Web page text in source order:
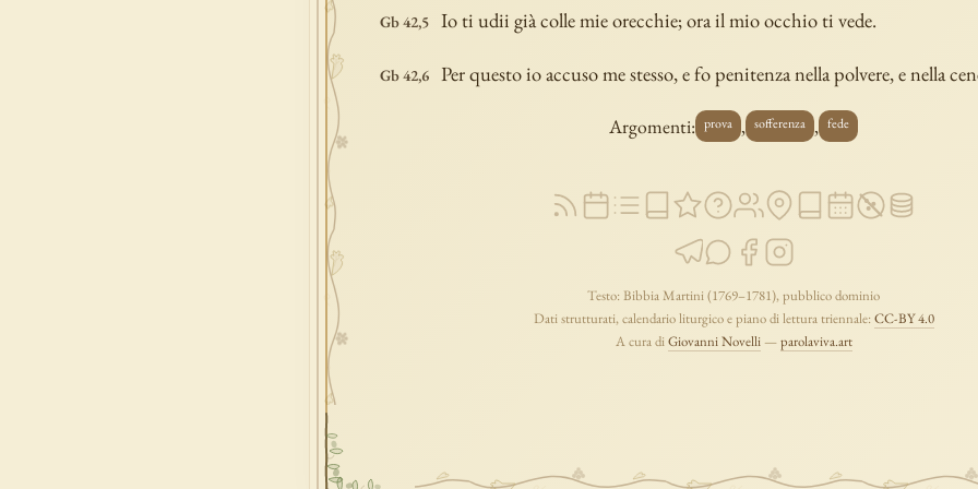
Gb 42,5 Io ti udii già colle mie orecchie; ora il mio occhio ti vede.
Gb 42,6 Per questo io accuso me stesso, e fo penitenza nella polvere, e nella
Argomenti: prova , sofferenza , fede
Testo: Bibbia Martini (1769–1781), pubblico dominio
Dati strutturati, calendario liturgico e piano di lettura triennale: CC-BY 4.0
A cura diGiovanni Novelli—parolaviva.art